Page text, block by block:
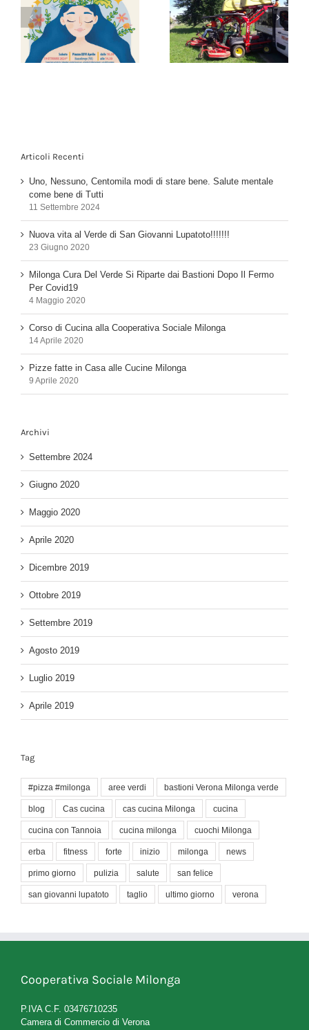
Nuova vita al Verde di
San Giovanni
Lupatoto!!!!!!!
Milonga Cura Del
Verde Si Riparte dai
Bastioni Dopo Il
Fermo Per Covid19
Articoli Recenti
Uno, Nessuno, Centomila modi di stare bene. Salute mentale
come bene di Tutti
11 Settembre 2024
Nuova vita al Verde di San Giovanni Lupatoto!!!!!!!
23 Giugno 2020
Milonga Cura Del Verde Si Riparte dai Bastioni Dopo Il Fermo
Per Covid19
4 Maggio 2020
Corso di Cucina alla Cooperativa Sociale Milonga
14 Aprile 2020
Pizze fatte in Casa alle Cucine Milonga
9 Aprile 2020
Archivi
Settembre 2024
Giugno 2020
Maggio 2020
Aprile 2020
Dicembre 2019
Ottobre 2019
Settembre 2019
Agosto 2019
Luglio 2019
Aprile 2019
Tag
#pizza #milonga aree verdi bastioni Verona Milonga verde
blog Cas cucina cas cucina Milonga cucina
cucina con Tannoia cucina milonga cuochi Milonga
erba fitness forte inizio milonga news
primo giorno pulizia salute san felice
san giovanni lupatoto taglio ultimo giorno verona
Cooperativa Sociale Milonga
P.IVA C.F. 03476710235
Camera di Commercio di Verona